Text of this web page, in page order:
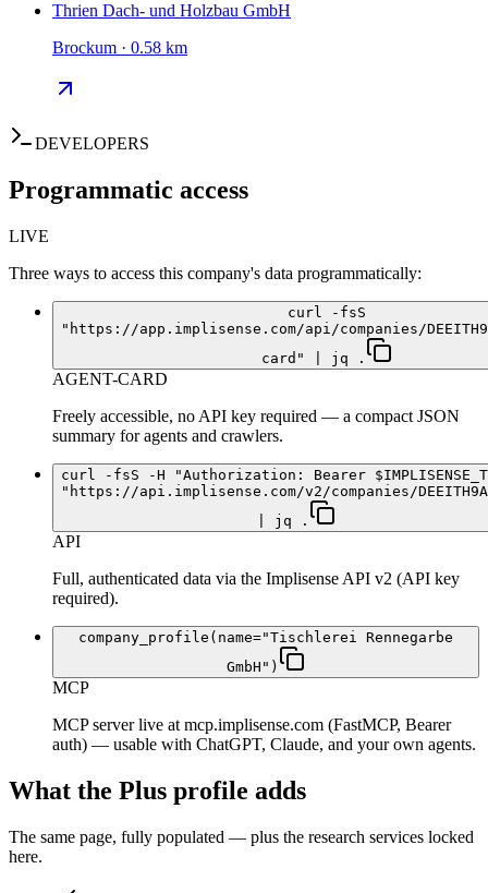
Thrien Dach- und Holzbau GmbH
Brockum · 0.58 km
DEVELOPERS
Programmatic access
LIVE
Three ways to access this company's data programmatically:
curl -fsS
"https://app.implisense.com/api/companies/
card" | jq .
AGENT-CARD
Freely accessible, no API key required — a compact JSON
summary for agents and crawlers.
curl -fsS -H "Authorization: Bearer
"https://api.implisense.com/v2/companies/
| jq .
API
Full, authenticated data via the Implisense API v2 (API key
required).
company_profile(name="Tischlerei Rennegarbe
GmbH")
MCP
MCP server live at mcp.implisense.com (FastMCP, Bearer
auth) — usable with ChatGPT, Claude, and your own agents.
What the Plus profile adds
The same page, fully populated — plus the research services locked
here.